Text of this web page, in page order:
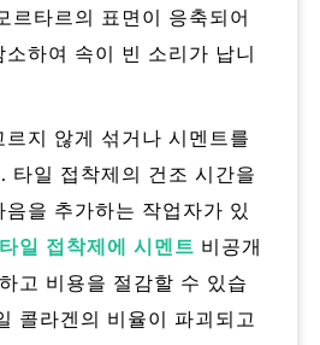
르타르의 표면이 응축되어
하여 속이 빈 소리가 납니
르지 않게 섞거나 시멘트를
타일 접착제의 건조 시간을
음을 추가하는 작업자가 있
타일 접착제에 시멘트 비공개
고 비용을 절감할 수 있습
콜라겐의 비율이 파괴되고